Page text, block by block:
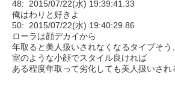
48: 2015/07/22(水) 19:39:41.33
俺はわりと好きよ
50: 2015/07/22(水) 19:40:29.86
ローラは顔デカイから
年取ると美人扱いされなくなるタイプそ
室のような小顔でスタイル良ければ
ある程度年取って劣化しても美人扱いされ